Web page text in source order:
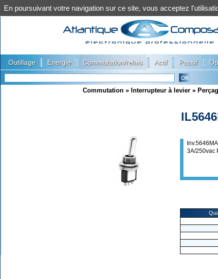
Outillage Energie Commutation/relais Actif Passif
Commutation » Interrupteur à levier »
3A/250vac
En poursuivant votre navigation sur ce site, vous acceptez